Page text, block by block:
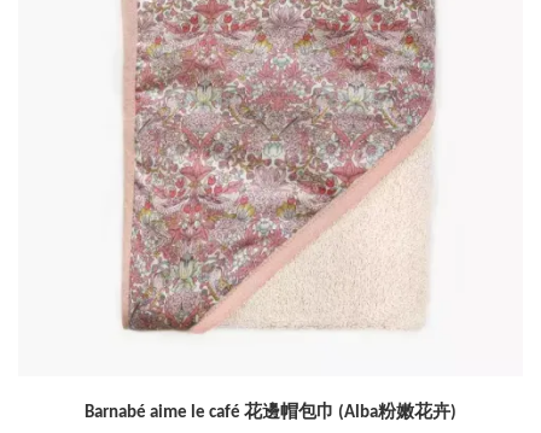
Barnabé aime le café 花邊帽包巾 (Alba粉嫩花卉)